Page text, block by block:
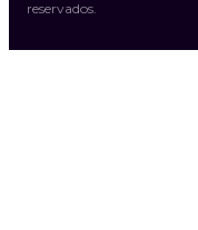
reservados.